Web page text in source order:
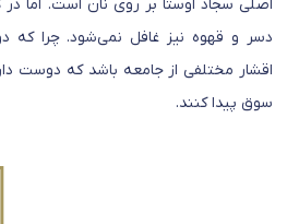
اصلی سجاد اوستا بر روی نان است. اما در
دسر و قهوه نیز غافل نمی‌شود. چرا که
اقشار مختلفی از جامعه باشد که دوست
سوق پیدا کنند.